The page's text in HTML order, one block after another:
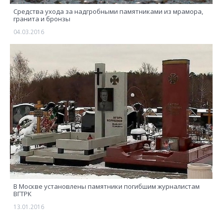
Средства ухода за надгробными памятниками из мрамора,
гранита и бронзы
04.03.2016
В Москве установлены памятники погибшим журналистам
ВГТРК
13.01.2016